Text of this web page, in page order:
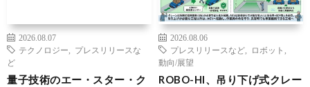
2026.08.07
テクノロジー
プレスリリースな
ど
量子技術のエー・スター・ク
2026.08.06
プレスリリースなど
ロボット
動向/展望
ROBO-HI、吊り下げ式クレー